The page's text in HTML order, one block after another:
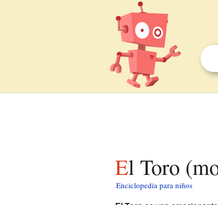
El Toro
Enciclopedia para niños